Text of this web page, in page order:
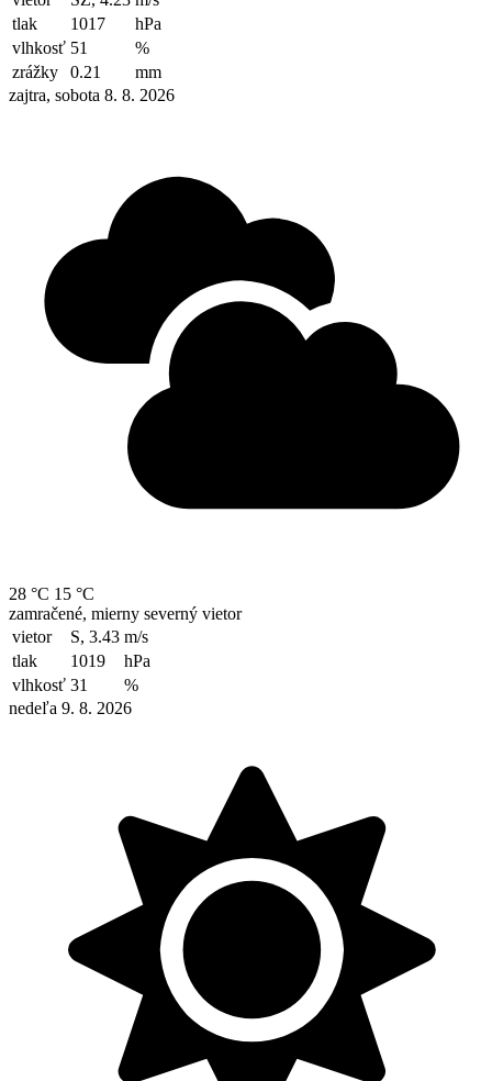
tlak
1017
hPa
vlhkosť 51
%
zrážky
0.21
mm
zajtra, sobota 8. 8. 2026
28 °C 15 °C
zamračené, mierny severný vietor
vietor
S, 3.43 m/s
tlak
1019
hPa
vlhkosť 31
%
nedeľa 9. 8. 2026